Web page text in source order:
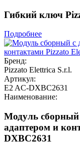
Гибкий ключ
Подробнее
Бренд:
Pizzato Elettrica S.r.l.
Артикул:
E2 AC-DXBC2631
Наименование:
Модуль
адаптером и
DXBC2631